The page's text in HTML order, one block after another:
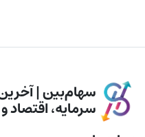
سهام‌بین | آخرین
سرمایه، اقتصاد